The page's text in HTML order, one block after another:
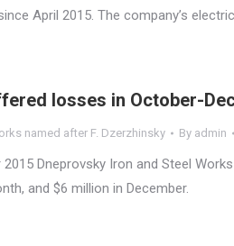
April 2015. The company’s
losses in October-
named after F. Dzerzhinsky By admin
Dneprovsky Iron and Steel
and $6 million in December.